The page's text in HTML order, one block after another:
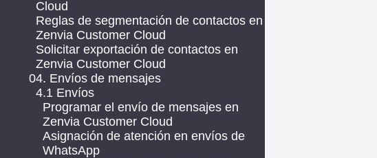
Cloud
Reglas de segmentación de contactos en
Zenvia Customer Cloud
Solicitar exportación de contactos en
Zenvia Customer Cloud
04. Envíos de mensajes
4.1 Envíos
Programar el envío de mensajes en
Zenvia Customer Cloud
Asignación de atención en envíos de
WhatsApp